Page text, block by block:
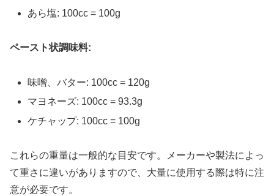
あら塩: 100cc = 100g
ペースト状調味料:
味噌、バター: 100cc = 120g
マヨネーズ: 100cc = 93.3g
ケチャップ: 100cc = 100g
これらの重量は一般的な目安です。メーカーや製法によっ
て重さに違いがありますので、大量に使用する際は特に注
意が必要です。